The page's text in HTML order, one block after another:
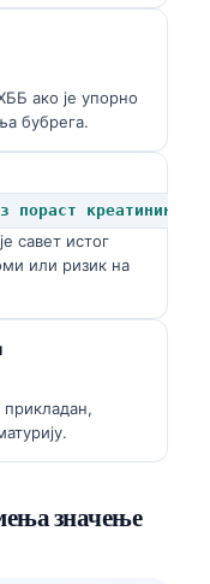
ако је упорно
бубрега.
креатинина
савет истог
или ризик на
значење